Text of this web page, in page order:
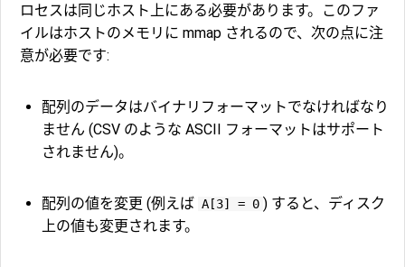
ロセスは同じホスト上にある必要があります。このファ
イルはホストのメモリに mmap されるので、次の点に注
意が必要です:
配列のデータはバイナリフォーマットでなければなり
ません (CSV のような ASCII フォーマットはサポート
されません)。
配列の値を変更 (例えば A[3] = 0 ) すると、ディスク
上の値も変更されます。